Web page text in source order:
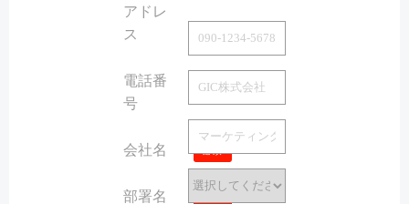
アドレ
ス
必須
電話番
号
会社名 必須
部署名